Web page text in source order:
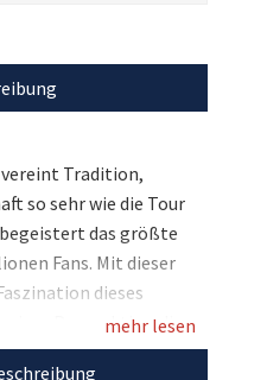
Tradition,
so sehr wie die Tour
das größte
Fans. Mit dieser
dieses
einer Perspektive, die
und
mehr lesen